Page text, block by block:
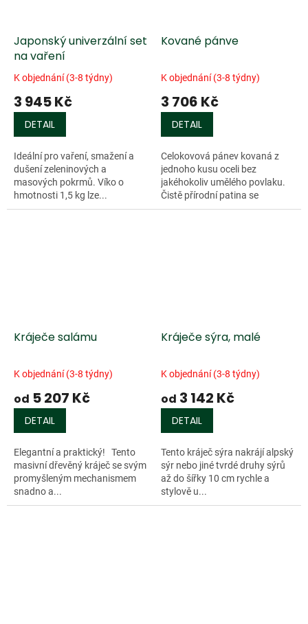
Japonský univerzální set
na vaření
K objednání (3-8 týdny)
3 945 Kč
DETAIL
Ideální pro vaření, smažení a
dušení zeleninových a
masových pokrmů. Víko o
hmotnosti 1,5 kg lze...
Kované pánve
K objednání (3-8 týdny)
3 706 Kč
DETAIL
Celokovová pánev kovaná z
jednoho kusu oceli bez
jakéhokoliv umělého povlaku.
Čistě přírodní patina se
shromažduje v průběhu...
Kráječe salámu
K objednání (3-8 týdny)
od 5 207 Kč
DETAIL
Elegantní a praktický! Tento
masivní dřevěný kráječ se svým
promyšleným mechanismem
snadno a...
Kráječe sýra, malé
K objednání (3-8 týdny)
od 3 142 Kč
DETAIL
Tento kráječ sýra nakrájí alpský
sýr nebo jiné tvrdé druhy sýrů
až do šířky 10 cm rychle a
stylově u...